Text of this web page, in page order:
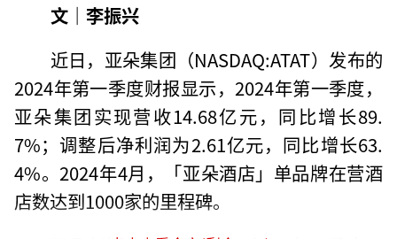
文｜李振兴
近日，亚朵集团（NASDAQ:ATAT）发布的
2024年第一季度财报显示，2024年第一季度，
亚朵集团实现营收14.68亿元，同比增长89.
7%；调整后净利润为2.61亿元，同比增长63.
4%。2024年4月，「亚朵酒店」单品牌在营酒
店数达到1000家的里程碑。